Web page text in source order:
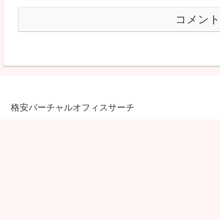
コメン
格安バーチャルオフィスサーチ